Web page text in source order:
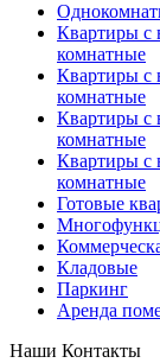
Квартиры с
комнатные
Квартиры с
комнатные
Квартиры с
комнатные
Квартиры с
комнатные
Готовые
Кладовые
Паркинг
Аренда
Наши Контакты